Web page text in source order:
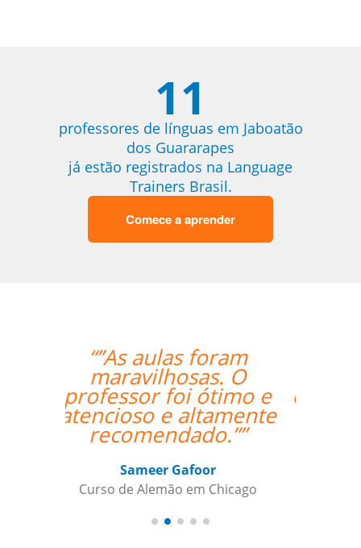
11
professores de línguas em Jaboatão
dos Guararapes
já estão registrados na Language
Trainers Brasil.
Comece a aprender
“”I was really happy
with the overall
experience. Aline was
an amazing teacher
and I made so much
Thank you so much!””
Curso de Português em Cuiabá